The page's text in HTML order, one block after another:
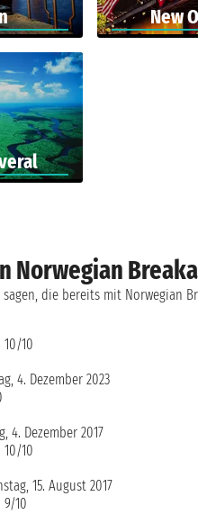
New
Norwegian
sagen, die bereits mit Norwegian
10/10
4. Dezember 2023
4. Dezember 2017
10/10
15. August 2017
9/10